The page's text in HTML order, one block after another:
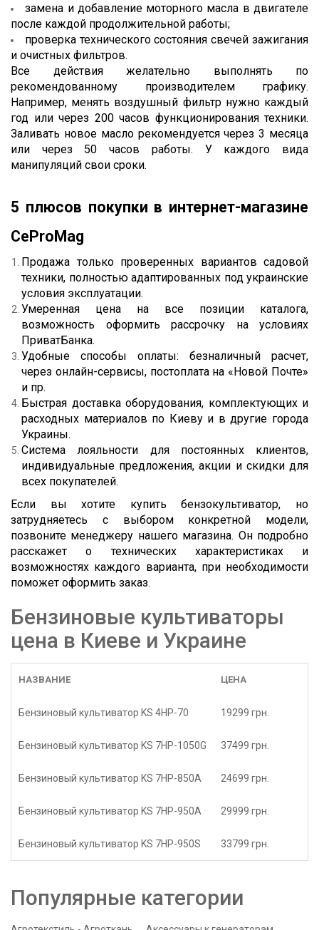
замена и добавление моторного масла в двигателе
после каждой продолжительной работы;
проверка технического состояния свечей зажигания
и очистных фильтров.
Все действия желательно выполнять по
рекомендованному производителем графику.
Например, менять воздушный фильтр нужно каждый
год или через 200 часов функционирования техники.
Заливать новое масло рекомендуется через 3 месяца
или через 50 часов работы. У каждого вида
манипуляций свои сроки.
5 плюсов покупки в интернет-магазине
CeProMag
Продажа только проверенных вариантов садовой
техники, полностью адаптированных под украинские
условия эксплуатации.
Умеренная цена на все позиции каталога,
возможность оформить рассрочку на условиях
ПриватБанка.
Удобные способы оплаты: безналичный расчет,
через онлайн-сервисы, постоплата на «Новой Почте»
и пр.
Быстрая доставка оборудования, комплектующих и
расходных материалов по Киеву и в другие города
Украины.
Система лояльности для постоянных клиентов,
индивидуальные предложения, акции и скидки для
всех покупателей.
Если вы хотите купить бензокультиватор, но
затрудняетесь с выбором конкретной модели,
позвоните менеджеру нашего магазина. Он подробно
расскажет о технических характеристиках и
возможностях каждого варианта, при необходимости
поможет оформить заказ.
Бензиновые культиваторы
цена в Киеве и Украине
НАЗВАНИЕ ЦЕНА
Бензиновый культиватор KS 4HP-70 19299 грн.
Бензиновый культиватор KS 7HP-1050G 37499 грн.
Бензиновый культиватор KS 7HP-850A 24699 грн.
Бензиновый культиватор KS 7HP-950A 29999 грн.
Бензиновый культиватор KS 7HP-950S 33799 грн.
Популярные категории